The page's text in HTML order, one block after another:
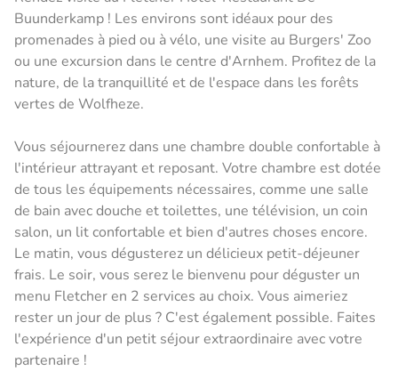
Buunderkamp ! Les environs sont idéaux pour des
promenades à pied ou à vélo, une visite au Burgers' Zoo
ou une excursion dans le centre d'Arnhem. Profitez de la
nature, de la tranquillité et de l'espace dans les forêts
vertes de Wolfheze.
Vous séjournerez dans une chambre double confortable à
l'intérieur attrayant et reposant. Votre chambre est dotée
de tous les équipements nécessaires, comme une salle
de bain avec douche et toilettes, une télévision, un coin
salon, un lit confortable et bien d'autres choses encore.
Le matin, vous dégusterez un délicieux petit-déjeuner
frais. Le soir, vous serez le bienvenu pour déguster un
menu Fletcher en 2 services au choix. Vous aimeriez
rester un jour de plus ? C'est également possible. Faites
l'expérience d'un petit séjour extraordinaire avec votre
partenaire !